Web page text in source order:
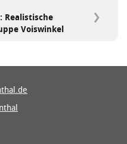
Realistische
Voiswinkel